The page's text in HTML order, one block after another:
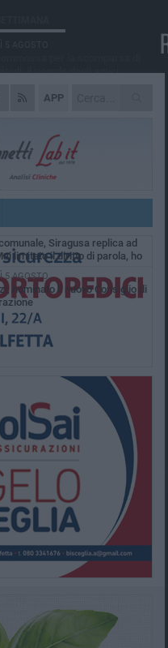
APP
il ricordo degli amici
muore a bordo di un
cerca autisti e
per gli scuolabus:
Marta Maria Pisani, ultima
sartoria molfettese
Siragusa replica ad
limitato il diritto di parola, ho
5 AGOSTO
nominato il nuovo Consiglio di